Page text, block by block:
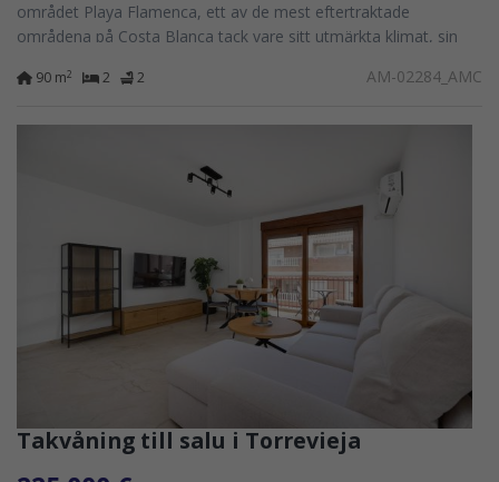
området Playa Flamenca, ett av de mest eftertraktade
områdena på Costa Blanca tack vare sitt utmärkta klimat, sin
90 m2 2 2 AM-02284_AMC
Takvåning till salu i Torrevieja